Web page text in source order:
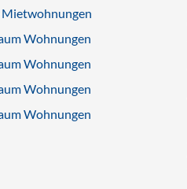
Mietwohnungen
Wohnungen
Wohnungen
Wohnungen
Wohnungen